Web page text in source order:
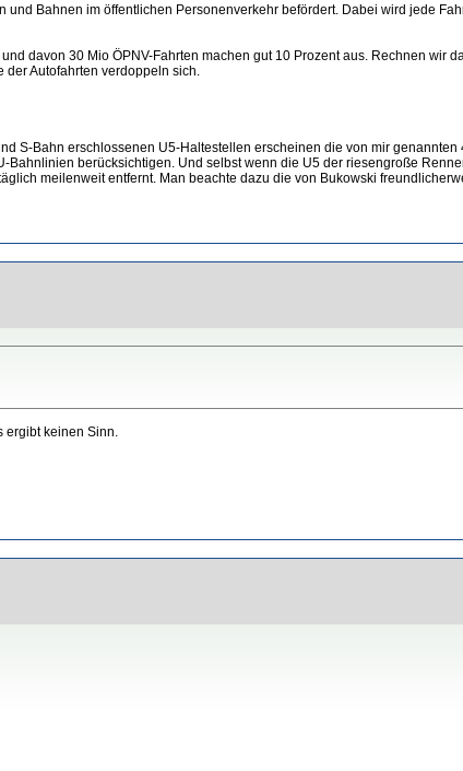
Bahnen im öffentlichen Personenverkehr befördert. Dabei wird jede
davon 30 Mio ÖPNV-Fahrten machen gut 10 Prozent aus. Rechnen wir
Autofahrten verdoppeln sich.
S-Bahn erschlossenen U5-Haltestellen erscheinen die von mir
berücksichtigen. Und selbst wenn die U5 der riesengroße
meilenweit entfernt. Man beachte dazu die von Bukowski
ergibt keinen Sinn.